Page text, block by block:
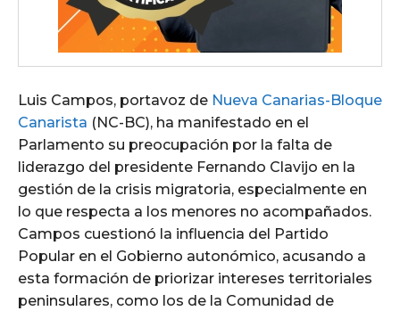
Luis Campos, portavoz de Nueva Canarias-Bloque
Canarista (NC-BC), ha manifestado en el
Parlamento su preocupación por la falta de
liderazgo del presidente Fernando Clavijo en la
gestión de la crisis migratoria, especialmente en
lo que respecta a los menores no acompañados.
Campos cuestionó la influencia del Partido
Popular en el Gobierno autonómico, acusando a
esta formación de priorizar intereses territoriales
peninsulares, como los de la Comunidad de